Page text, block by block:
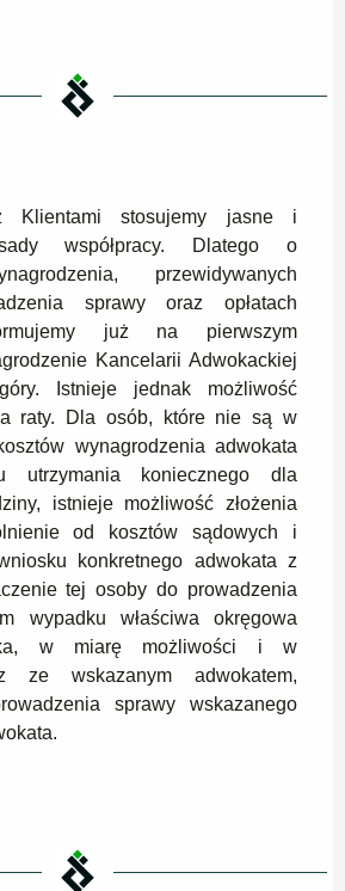
Klientami stosujemy jasne i
współpracy. Dlatego o
przewidywanych
sprawy oraz opłatach
już na pierwszym
Kancelarii Adwokackiej
Istnieje jednak możliwość
raty. Dla osób, które nie są w
wynagrodzenia adwokata
utrzymania koniecznego dla
istnieje możliwość złożenia
od kosztów sądowych i
konkretnego adwokata z
tej osoby do prowadzenia
wypadku właściwa okręgowa
w miarę możliwości i w
ze wskazanym adwokatem,
sprawy wskazanego